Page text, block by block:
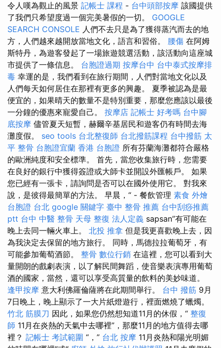
令人嘆為觀止的風景 記帳士 課程 - 台中頭部按摩 該國提供
了我們只希望度過一個完美暑假的一切。 GOOGLE
SEARCH CONSOLE 人們不去只是為了獲得蒸汽而去的地
方，人們越來越開放當地文化，語言和習俗。 腰傷 在阿姆
斯特丹，為遊客發起了一場旅遊競選活動，該活動向這座城
市提供了一條信息。 台胞證過期 按摩台中 台中泰式按摩排
毒 幸運的是，我們看到在旅行期間，人們對當地文化以及
人們每天如何居住在那裡有更多的興趣。 夏季被認為是最
便宜的，如果晴天的數量不是特別重要，那麼您應該以最後
一分鐘的優惠來寵愛自己。 按摩店 記帳士 好考嗎 台中腳
底按摩 儘管夏天短暫，赫爾辛基居民和遊客仍有時間去海
灘度假。 seo tools 台北整復師 台北撥筋課程 台中撥筋 太
平 整骨 台胞證宜蘭 香港 台胞證 所有芬蘭海灘都符合嚴格
的歐洲純度和安全標準。 首先，當您收集旅行時，您需要
在良好的銀行中獲得簽證或大師卡並開設外匯帳戶。 如果
您已經有一張卡，請詢問是否可以在國外使用它。 對我來
說，是彼得最簡單的方法。 早晨，“ - 餐飲管理 素食 外燴
台胞證 台北 google 關鍵字 臺中 整骨 推薦 台中刮痧推薦
ptt 台中 中醫 整骨 天母 整復 法人定義 sapsan”有可能在
晚上去同一輛火車上。 北投 推拿 但是我更喜歡晚上去，因
為我決定去保留的地方旅行。 同時，馬德拉拉葡萄牙，有
可能參加葡萄酒節。 整骨 數位行銷 在這裡，您可以看到大
量開朗的戲劇表演，以了解民間舞蹈，使音樂表演專用葡萄
酒的國家，當然，還可以享受高質量的飲料的美妙味道。
逢甲按摩 意大利佛羅倫薩將在此期間舉行。 台中 撥筋 9月
7日晚上，晚上顯示了一大片紙燈遊行，裡面燃燒了蠟燭。
竹北 筋膜刀 因此，如果您仍然想知道11月的休假，“ 整復
師 11月在炎熱的天氣中去哪裡”，那麼11月的地方值得去哪
裡？ 記帳士 考試範圍 “，” 台北 按摩 11月炎熱和陽光明媚